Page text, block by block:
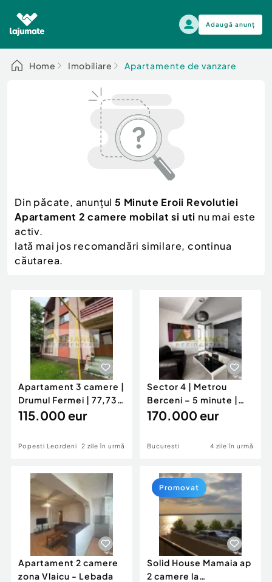
Adaugă anunț
Alege categoria
Auto, moto si ambarcatiuni
Electronice si electrocasnice
Mama si copilul
Moda si frumusete
Sport, timp liber, arta
Agro si Industrie
Animale de companie
Afaceri și echipamente profesionale
Inchiriere Bunuri si Vehicule
Auto, moto si ambarcatiuni
Scutere - ATV - UTV
Autoutilitare
Ambarcatiuni
Camioane - Rulote - Remorci
Motociclete
Piese auto si accesorii
Dacia Duster
Home Imobiliare Apartamente de vanzare
Din păcate, anunțul 5 Minute Eroii Revolutiei
Apartament 2 camere mobilat si uti nu mai este
activ.
Iată mai jos recomandări similare, continua
căutarea.
Apartament 3 camere |
Drumul Fermei | 77,73
mp | Parcare ...
115.000 eur
Popesti Leordeni 2 zile în urmă
Sector 4 | Metrou
Berceni – 5 minute |
Apartament 3 cam...
170.000 eur
Bucuresti 4 zile în urmă
Apartament 2 camere
zona Vlaicu - Lebada
Solid House Mamaia ap
2 camere la
Promovat